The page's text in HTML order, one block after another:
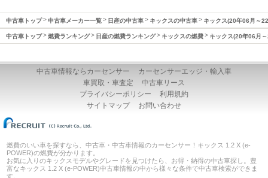
中古車トップ 中古車メーカー一覧 日産の中古車 キックスの中古車 キックス(20年06月～
中古車トップ 燃費ランキング 日産の燃費ランキング キックスの燃費 キックス(20年06月
中古車情報ならカーセンサー
カーセンサーエッジ・輸入車
車買取・車査定
中古車リース
プライバシーポリシー
利用規約
サイトマップ
お問い合わせ
燃費のいい車を探すなら、中古車・中古車情報のカーセンサー！キックス 1.2 X (e-
POWER)の燃費が分かります。
お気に入りのキックスモデルやグレードを見つけたら、お得・納得の中古車探し。豊
富なキックス 1.2 X (e-POWER)中古車情報の中から様々な条件で中古車検索ができま
す。